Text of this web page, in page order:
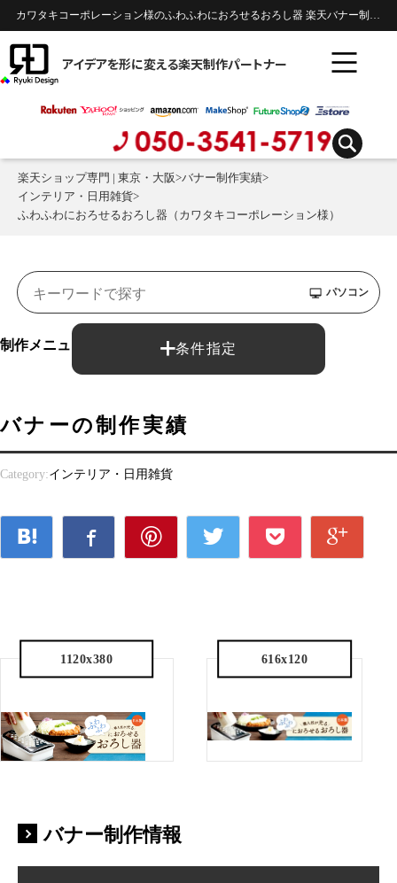
カワタキコーポレーション様のふわふわにおろせるおろし器 楽天バナー制作実績 | インテリア・日用雑貨
アイデアを形に変える楽天制作パートナー
楽天ショップ専門 | 東京・大阪>バナー制作実績>
インテリア・日用雑貨>
ふわふわにおろせるおろし器（カワタキコーポレーション様）
条件指定
パソコン
制作メニュー： バナー制作
バナーの制作実績
Category:インテリア・日用雑貨
1120x380 616x120
バナー制作情報